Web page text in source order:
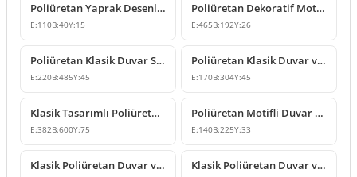
Poliüretan Yaprak Desenli Dekoratif Süsleme Modeli
E:110B:40Y:15
Poliüretan Dekoratif Motif ve Duvar Süsü Modelleri
E:465B:192Y:26
Poliüretan Klasik Duvar Süsleme Modelleri P8026
E:220B:485Y:45
Poliüretan Klasik Duvar ve Mobilya Süsleme Modelleri
E:170B:304Y:45
Klasik Tasarımlı Poliüretan Duvar ve Tavan Süsleme Modeli
E:382B:600Y:75
Poliüretan Motifli Duvar ve Mobilya Süsleme Modelleri
E:140B:225Y:33
Klasik Poliüretan Duvar ve Mobilya Süsleme Modeli Klasik Poliüretan Duvar ve Mobilya Süsleme Modeli